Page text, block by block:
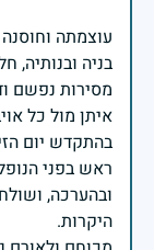
עוצמתה
בניה ובנותיה,
מסירות נפשם
בהתקדש יום
ראש בפני
ובהערכה,